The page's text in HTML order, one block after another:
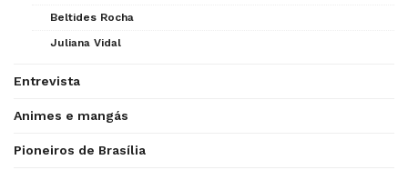
Beltides Rocha
Juliana Vidal
Entrevista
Animes e mangás
Pioneiros de Brasília